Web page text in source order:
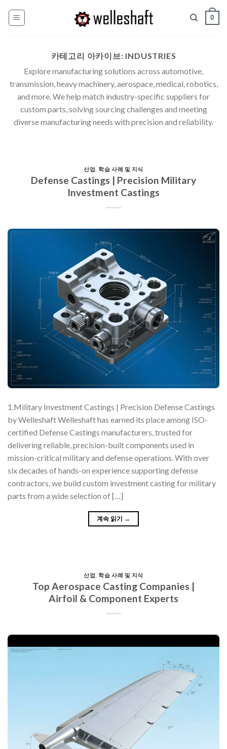
0
카테고리 아카이브: INDUSTRIES
Explore manufacturing solutions across automotive,
transmission, heavy machinery, aerospace, medical, robotics,
and more. We help match industry-specific suppliers for
custom parts, solving sourcing challenges and meeting
diverse manufacturing needs with precision and reliability.
산업 ,학습 사례 및 지식
Defense Castings | Precision Military
Investment Castings
1.Military Investment Castings | Precision Defense Castings
by Welleshaft Welleshaft has earned its place among ISO-
certified Defense Castings manufacturers, trusted for
delivering reliable, precision-built components used in
mission-critical military and defense operations. With over
six decades of hands-on experience supporting defense
contractors, we build custom investment casting for military
parts from a wide selection of […]
계속 읽기 →
산업 ,학습 사례 및 지식
Top Aerospace Casting Companies |
Airfoil & Component Experts